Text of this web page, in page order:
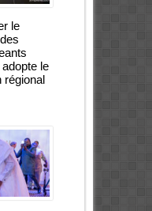
le
adopte le
régional